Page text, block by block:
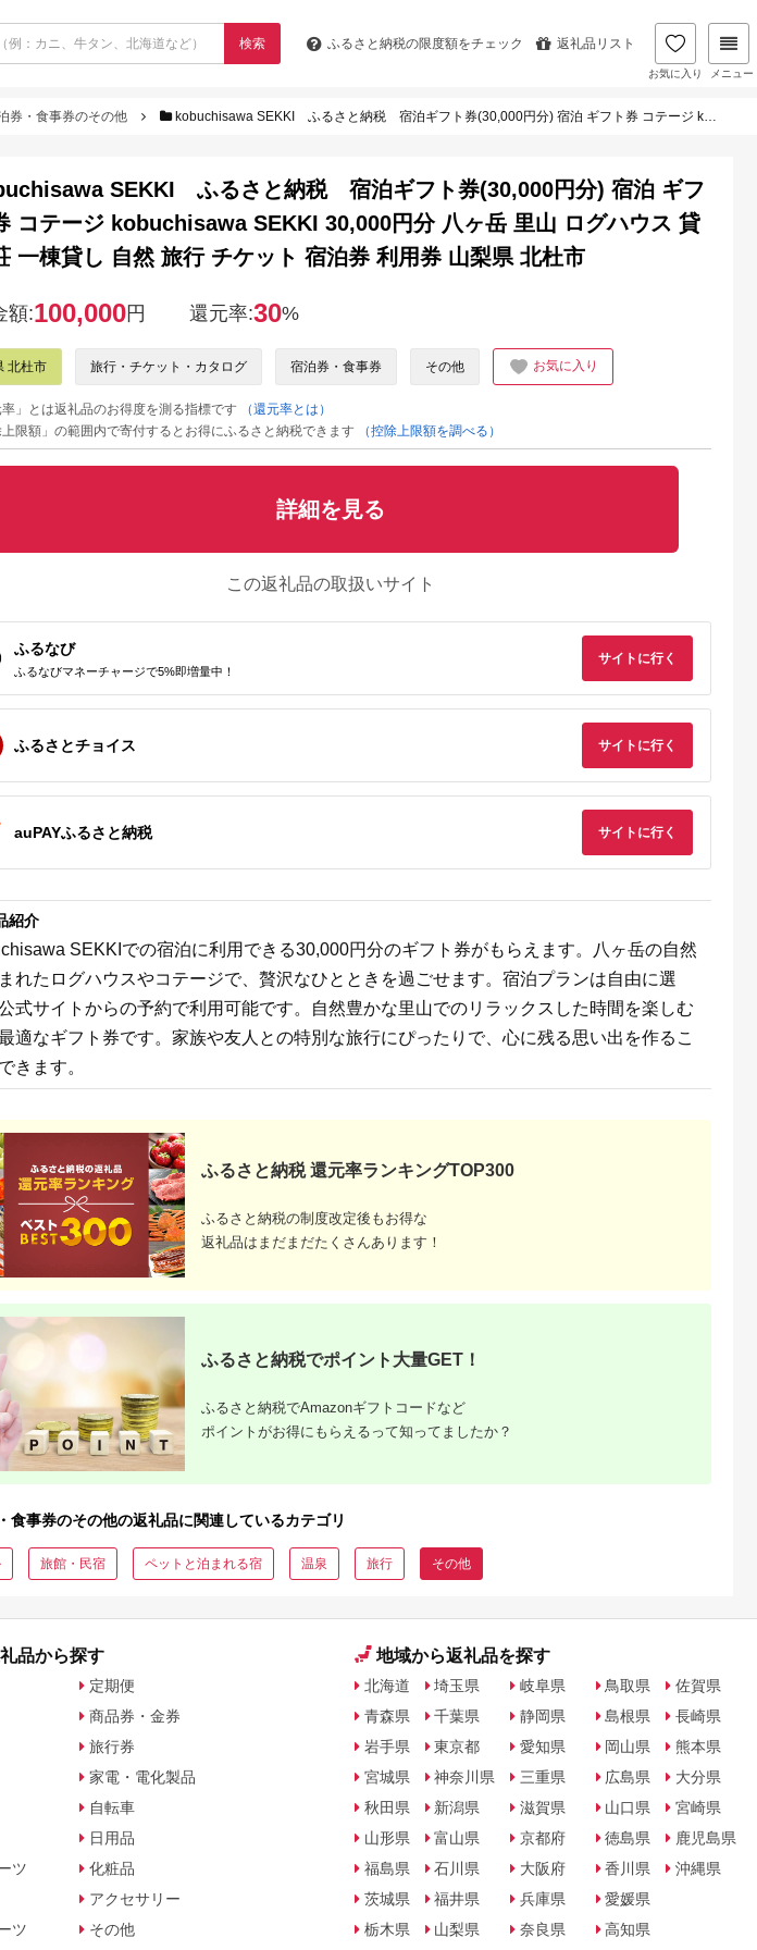
検索 ふるさと納税の限度額をチェック 返礼品リスト
お気に入り メニュー
券・食事券のその他 kobuchisawa SEKKI ふるさと納税 宿泊ギフト券(30,000円分) 宿泊 ギフト券 コテージ kobuchisawa SEKKI 30,000円分 八ヶ岳 里山 ログハウス 貸別荘 一棟貸し 自然 旅行 チケット 宿泊券 利用券 山梨県 北杜市
チョイ
ス
･祝
出典：ふるさとチョイ
ス
山梨県 北杜市
八ヶ岳 北杜市 宿泊 体
出典：ふるさとチョイ
ス
千葉県 富津市
光 BBQ バーベキュー
ャンビュー コテージ
リー カップル ペット
富津市 金谷 房総
出典：ふるさとチョイ
ス
福島県 天栄村
出典：ふるさとチョイ
ス
山梨県 富士河口湖町
出典：ふるさとチョ
福岡県 糸島市
SEKKI ふるさと納税 宿泊ギフト券(30,000円分) 宿泊 ギフ
コテージ kobuchisawa SEKKI 30,000円分 八ヶ岳 里山 ログハウス 貸
一棟貸し 自然 旅行 チケット 宿泊券 利用券 山梨県 北杜市
額:100,000円 還元率:30%
北杜市 旅行・チケット・カタログ 宿泊券・食事券 その他 お気に入り
」とは返礼品のお得度を測る指標です
（還元率とは）
限額」の範囲内で寄付するとお得にふるさと納税できます
（控除上限額を調べる）
詳細を見る
この返礼品の取扱いサイト
ふるなび
ふるなびマネーチャージで5%即増量中！
サイトに行く
ふるさとチョイス サイトに行く
auPAYふるさと納税 サイトに行く
紹介
SEKKIでの宿泊に利用できる30,000円分のギフト券がもらえます。八ヶ岳の自然
れたログハウスやコテージで、贅沢なひとときを過ごせます。宿泊プランは自由に選
式サイトからの予約で利用可能です。自然豊かな里山でのリラックスした時間を楽しむ
適なギフト券です。家族や友人との特別な旅行にぴったりで、心に残る思い出を作るこ
きます。
ふるさと納税 還元率ランキングTOP300
ふるさと納税の制度改定後もお得な
返礼品はまだまだたくさんあります！
ふるさと納税でポイント大量GET！
ふるさと納税でAmazonギフトコードなど
ポイントがお得にもらえるって知ってましたか？
食事券のその他の返礼品に関連しているカテゴリ
旅館・民宿 ペットと泊まれる宿 温泉 旅行 その他
品から探す
ツ
ツ
定期便
商品券・金券
旅行券
家電・電化製品
自転車
日用品
化粧品
アクセサリー
その他
地域から返礼品を探す
北海道
青森県
岩手県
宮城県
秋田県
山形県
福島県
茨城県
栃木県
埼玉県
千葉県
東京都
神奈川県
新潟県
富山県
石川県
福井県
山梨県
岐阜県
静岡県
愛知県
三重県
滋賀県
京都府
大阪府
兵庫県
奈良県
鳥取県
島根県
岡山県
広島県
山口県
徳島県
香川県
愛媛県
高知県
佐賀県
長崎県
熊本県
大分県
宮崎県
鹿児島県
沖縄県